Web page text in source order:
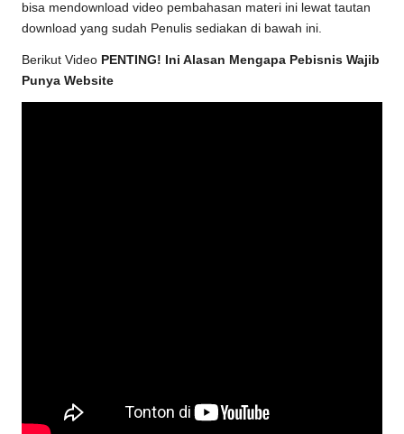
bisa mendownload video pembahasan materi ini lewat tautan
download yang sudah Penulis sediakan di bawah ini.
Berikut Video PENTING! Ini Alasan Mengapa Pebisnis Wajib
Punya Website